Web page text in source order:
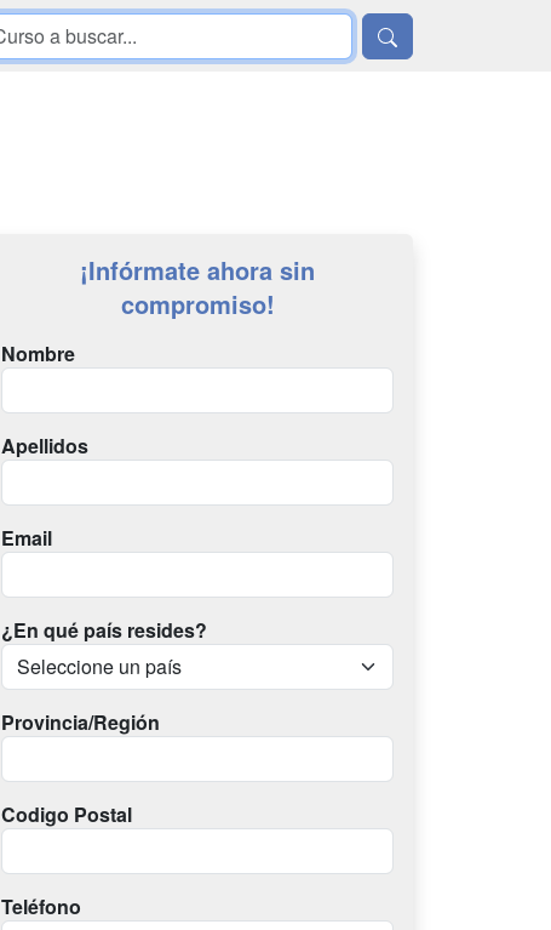
¡Infórmate ahora sin
compromiso!
Nombre
Apellidos
Email
¿En qué país resides?
Provincia/Región
Codigo Postal
Teléfono